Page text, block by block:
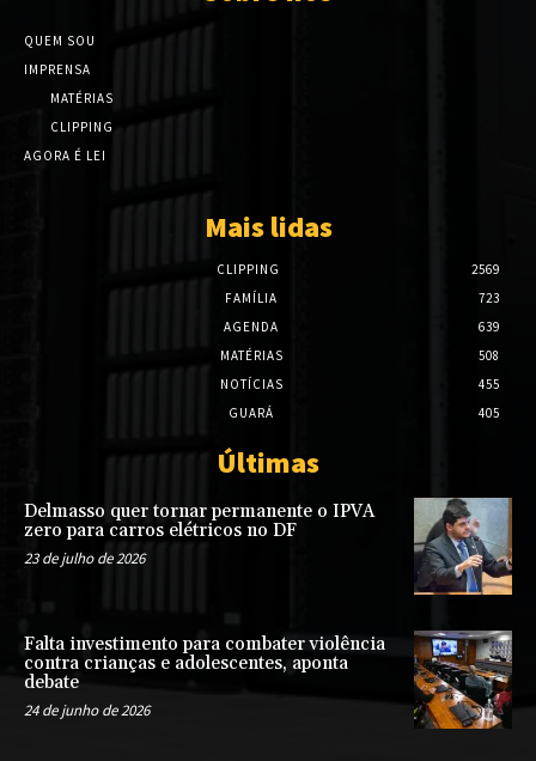
QUEM SOU
IMPRENSA
MATÉRIAS
CLIPPING
AGORA É LEI
Mais lidas
CLIPPING
2569
FAMÍLIA
723
AGENDA
639
MATÉRIAS
508
NOTÍCIAS
455
GUARÁ
405
Últimas
Delmasso quer tornar permanente o IPVA
zero para carros elétricos no DF
23 de julho de 2026
Falta investimento para combater violência
contra crianças e adolescentes, aponta
debate
24 de junho de 2026